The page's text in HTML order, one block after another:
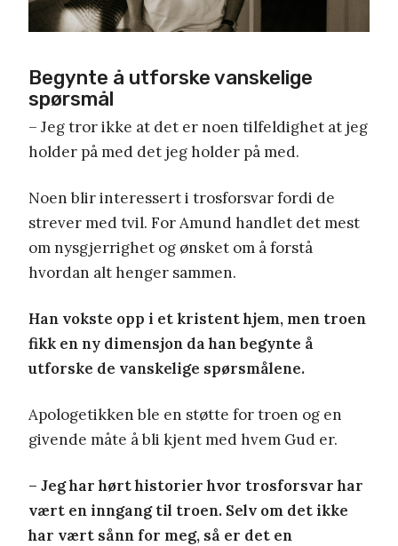
Begynte å utforske vanskelige
spørsmål
– Jeg tror ikke at det er noen tilfeldighet at jeg
holder på med det jeg holder på med.
Noen blir interessert i trosforsvar fordi de
strever med tvil. For Amund handlet det mest
om nysgjerrighet og ønsket om å forstå
hvordan alt henger sammen.
Han vokste opp i et kristent hjem, men troen
fikk en ny dimensjon da han begynte å
utforske de vanskelige spørsmålene.
Apologetikken ble en støtte for troen og en
givende måte å bli kjent med hvem Gud er.
– Jeg har hørt historier hvor trosforsvar har
vært en inngang til troen. Selv om det ikke
har vært sånn for meg, så er det en